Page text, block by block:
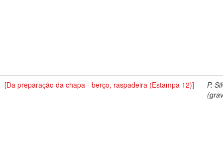
[Da preparação da chapa - berço, raspadeira (Estampa 12)]
P.